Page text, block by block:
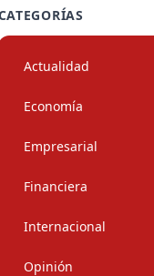
Actualidad
Economía
Empresarial
Financiera
Internacional
Opinión